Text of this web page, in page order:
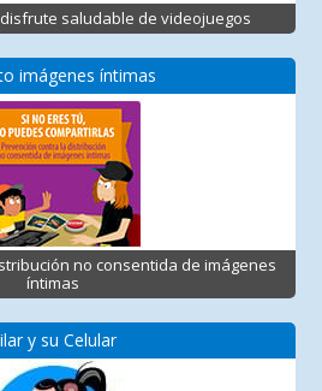
saludable de videojuegos
imágenes íntimas
no consentida de imágenes
íntimas
y su Celular